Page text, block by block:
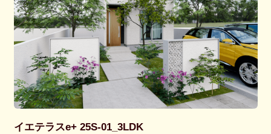
イエテラスe+ 25S-01_3LDK